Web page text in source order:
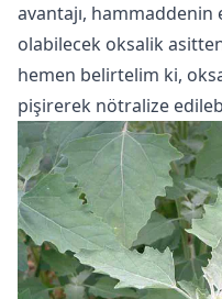
avantajı, hammaddenin
olabilecek oksalik asitten
hemen belirtelim ki,
pişirerek nötralize